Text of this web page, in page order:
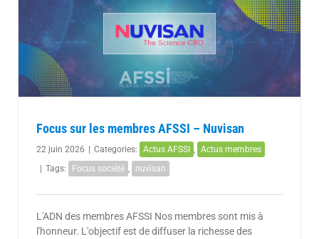
Focus sur les membres AFSSI – Nuvisan
22 juin 2026 | Categories: Actus AFSSI
Actus membres
| Tags: Focus société nuvisan
L'ADN des membres AFSSI Nos membres sont mis à
l'honneur. L'objectif est de diffuser la richesse des